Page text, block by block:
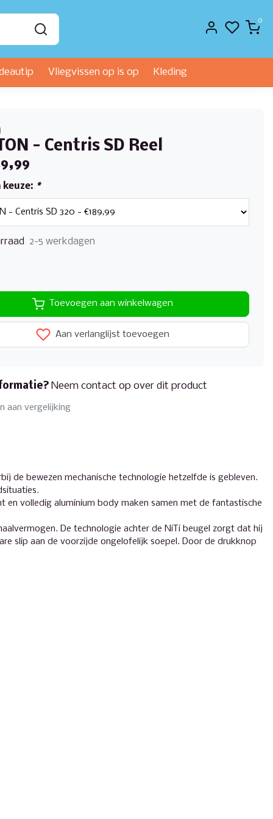
0
Vliegvissen op is op Kleding
- Centris SD Reel
keuze: *
2-5 werkdagen
Toevoegen aan winkelwagen
Aan verlanglijst toevoegen
Neem contact op over dit product
aan vergelijking
de bewezen mechanische technologie hetzelfde is gebleven.
volledig aluminium body maken samen met de fantastische
De technologie achter de NiTi beugel zorgt dat hij
slip aan de voorzijde ongelofelijk soepel. Door de drukknop